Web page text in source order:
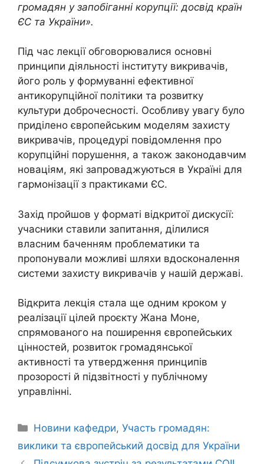
громадян у запобіганні корупції: досвід країн
ЄС та України».
Під час лекції обговорювалися основні
принципи діяльності інституту викривачів,
його роль у формуванні ефективної
антикорупційної політики та розвитку
культури доброчесності. Особливу увагу було
приділено європейським моделям захисту
викривачів, процедурі повідомлення про
корупційні порушення, а також законодавчим
новаціям, які запроваджуються в Україні для
гармонізації з практиками ЄС.
Захід пройшов у форматі відкритої дискусії:
учасники ставили запитання, ділилися
власним баченням проблематики та
пропонували можливі шляхи вдосконалення
системи захисту викривачів у нашій державі.
Відкрита лекція стала ще одним кроком у
реалізації цілей проєкту Жана Моне,
спрямованого на поширення європейських
цінностей, розвиток громадянської
активності та утвердження принципів
прозорості й підзвітності у публічному
управлінні.
Новини кафедри,Участь громадян:
виклики та європейський досвід для України